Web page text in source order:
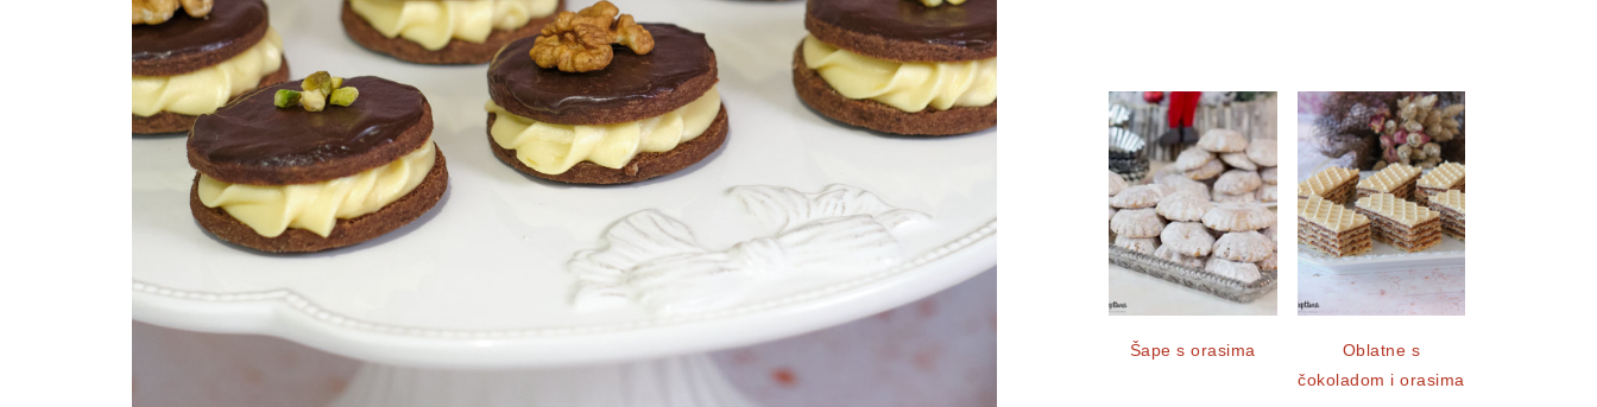
Šape s orasima
Oblatne s
čokoladom i orasima